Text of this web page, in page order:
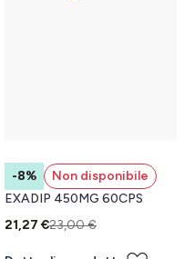
-8%
Non disponibile
EXADIP 450MG 60CPS
21,27 €23,00 €